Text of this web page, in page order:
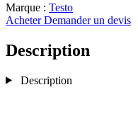
Marque : Testo
Acheter Demander un devis
Description
Description